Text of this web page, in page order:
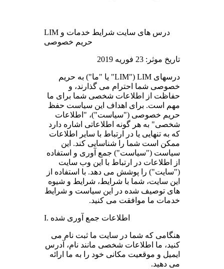
LIM درس های سایت شرایط خدمات و
حریم خصوصی
تاریخ موثر: 23 فوریه 2019
درسهای LIM ("LIM" یا "ما") به حریم
خصوصی شما احترام می گذارند، و
حفاظت از اطلاعات شخصی شما برای ما
مهم است. برای اهداف این سیاست حفظ
حریم خصوصی ("سیاست")، "اطلاعات
شخصی" به هر گونه اطلاعاتی اشاره دارد
که به تنهایی یا در ارتباط با سایر اطلاعات
ممکن است شما را شناسایی کند. این
سیاست ("سیاست") جمع آوری و استفاده
از اطلاعات در ارتباط با این وب سایت
("سایت") را پوشش می دهد. با استفاده از
این سایت، شما با شرایط، شرایط و شیوه
های توصیف شده در این سیاست و شرایط
خدمات ما موافقت می کنید.
I. اطلاعات جمع آوری شده
هنگامی که شما در سایت ما ثبت نام می
کنید، ما اطلاعات شخصی مانند نام، آدرس
ایمیل و موقعیت مکانی خود را به ما ارائه
می دهید.